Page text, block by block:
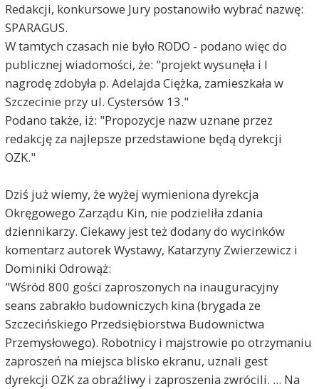
Redakcji, konkursowe Jury postanowiło wybrać nazwę:
SPARAGUS.
W tamtych czasach nie było RODO - podano więc do
publicznej wiadomości, że: "projekt wysunęła i I
nagrodę zdobyła p. Adelajda Ciężka, zamieszkała w
Szczecinie przy ul. Cystersów 13."
Podano także, iż: "Propozycje nazw uznane przez
redakcję za najlepsze przedstawione będą dyrekcji
OZK."
Dziś już wiemy, że wyżej wymieniona dyrekcja
Okręgowego Zarządu Kin, nie podzieliła zdania
dziennikarzy. Ciekawy jest też dodany do wycinków
komentarz autorek Wystawy, Katarzyny Zwierzewicz i
Dominiki Odrowąż:
"Wśród 800 gości zaproszonych na inauguracyjny
seans zabrakło budowniczych kina (brygada ze
Szczecińskiego Przedsiębiorstwa Budownictwa
Przemysłowego). Robotnicy i majstrowie po otrzymaniu
zaproszeń na miejsca blisko ekranu, uznali gest
dyrekcji OZK za obraźliwy i zaproszenia zwrócili. ... Na